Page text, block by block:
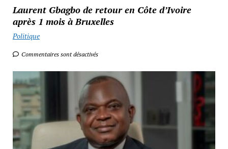
Laurent Gbagbo de retour en Côte d’Ivoire
après 1 mois à Bruxelles
Politique
Commentaires sont désactivés